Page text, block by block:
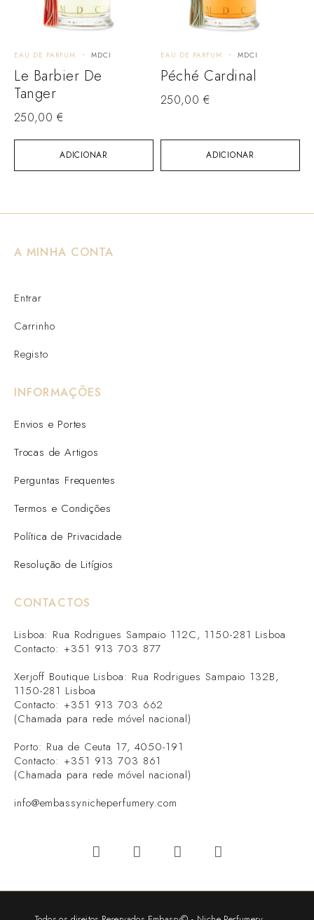
ADICIONAR
EAU DE PARFUM MDCI
Le Barbier De
Tanger
250,00 €
ADICIONAR
EAU DE PARFUM MDCI
Péché Cardinal
250,00 €
A MINHA CONTA
Entrar
Carrinho
Registo
INFORMAÇÕES
Envios e Portes
Trocas de Artigos
Perguntas Frequentes
Termos e Condições
Política de Privacidade
Resolução de Litígios
CONTACTOS
Lisboa: Rua Rodrigues Sampaio 112C, 1150-281 Lisboa
Contacto: +351 913 703 877
Xerjoff Boutique Lisboa: Rua Rodrigues Sampaio 132B,
1150-281 Lisboa
Contacto: +351 913 703 662
(Chamada para rede móvel nacional)
Porto: Rua de Ceuta 17, 4050-191
Contacto: +351 913 703 861
(Chamada para rede móvel nacional)
info@embassynicheperfumery.com